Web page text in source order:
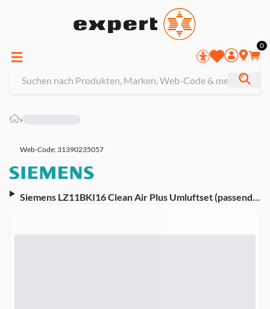
0
»
Web-Code: 31390235057
Siemens LZ11BKI16 Clean Air Plus Umluftset (passend